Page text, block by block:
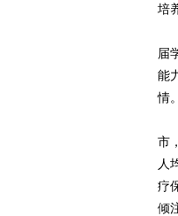
培
届
能
情。
市
人
疗
倾